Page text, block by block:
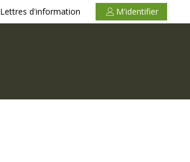
Lettres d'information M'identifier